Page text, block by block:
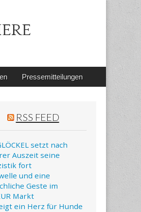
Pressemitteilungen
RSS FEED
setzt nach
Auszeit seine
fort
und eine
Geste im
Markt
ein Herz für Hunde